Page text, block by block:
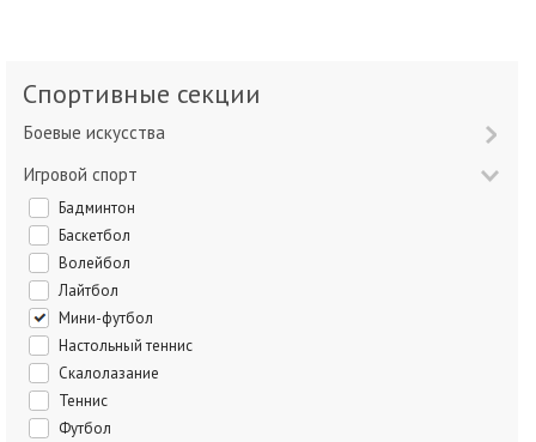
Спортивные секции
Боевые искусства
Игровой спорт
Бадминтон
Баскетбол
Волейбол
Лайтбол
Мини-футбол
Настольный теннис
Скалолазание
Теннис
Футбол